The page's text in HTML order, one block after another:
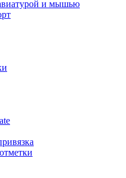
и мышью